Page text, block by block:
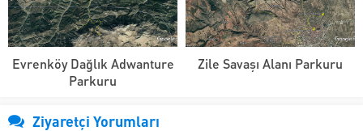
Evrenköy Dağlık Adwanture
Parkuru
Zile Savaşı Alanı Parkuru
Ziyaretçi Yorumları